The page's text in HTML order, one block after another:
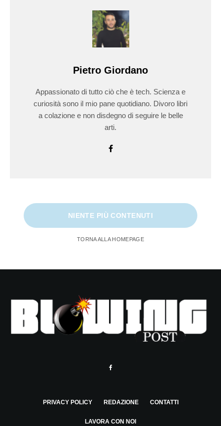
Pietro Giordano
Appassionato di tutto ciò che è tech. Scienza e
curiosità sono il mio pane quotidiano. Divoro libri
a colazione e non disdegno di seguire le belle
arti.
NIENTE PIÙ CONTENUTI
TORNA ALLA HOMEPAGE
PRIVACY POLICY REDAZIONE CONTATTI
LAVORA CON NOI